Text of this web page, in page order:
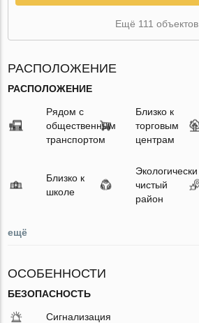
Ещё 111 объектов
РАСПОЛОЖЕНИЕ
РАСПОЛОЖЕНИЕ
Рядом с
общественным
транспортом
Близко к
торговым
центрам
Близко к
школе
Экологически
чистый
район
ещё
ОСОБЕННОСТИ
БЕЗОПАСНОСТЬ
Сигнализация